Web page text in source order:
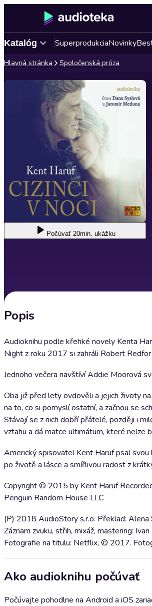
Katalóg SuperprodukciaNovinky
Hlavná stránka Spoločenská próza
Počúvať 20min. ukážku
Popis
Audioknihu podle křehké novely Kenta
Night z roku 2017 si zahráli Robert Redfor
Jednoho večera navštíví Addie Moorová
Oba již před lety ovdověli a jejich životy
na to, co si pomyslí ostatní, a začnou se
Stávají se z nich dobří přátelé, později i
vztahu a dá matce ultimátum, které nelze
Americký spisovatel Kent Haruf psal svou
po životě a lásce a smířlivou radost z
Copyright © 2015 by Kent Haruf
Penguin Random House LLC
(P) 2018 AudioStory s.r.o. Překlad: Alena
Záznam zvuku, střih, mixáž, mastering:
Fotografie na titulu: Netflix, © 2017.
Ako audioknihu počúvať
Počúvajte pohodlne na Android a iOS